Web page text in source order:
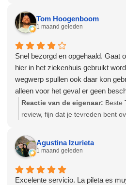
Bevallingsbaden
Tom Hoogenboom
1 maand geleden
Snel bezorgd en opgehaald. Gaat
hier in het ziekenhuis gebruikt
wegwerp spullen ook daar kon
alleen voor het geval er geen
Reactie van de eigenaar: Beste
review, fijn dat je tevreden bent
Agustina Izurieta
1 maand geleden
Excelente servicio. La pileta es